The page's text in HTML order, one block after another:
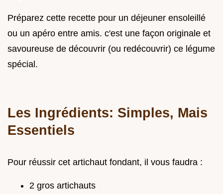
Préparez cette recette pour un déjeuner ensoleillé
ou un apéro entre amis. c'est une façon originale et
savoureuse de découvrir (ou redécouvrir) ce légume
spécial.
Les Ingrédients: Simples, Mais
Essentiels
Pour réussir cet artichaut fondant, il vous faudra :
2 gros artichauts